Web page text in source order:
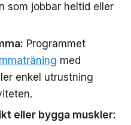
som jobbar heltid eller
Programmet
med
enkel utrustning
eller bygga muskler: